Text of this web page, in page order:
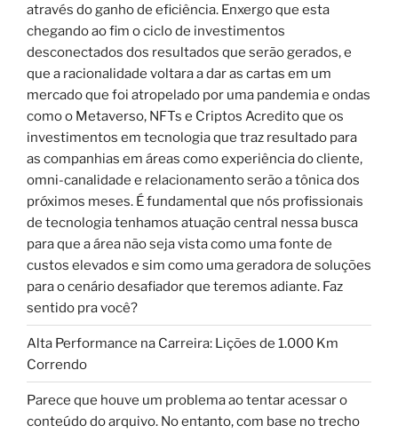
através do ganho de eficiência. Enxergo que esta
chegando ao fim o ciclo de investimentos
desconectados dos resultados que serão gerados, e
que a racionalidade voltara a dar as cartas em um
mercado que foi atropelado por uma pandemia e ondas
como o Metaverso, NFTs e Criptos Acredito que os
investimentos em tecnologia que traz resultado para
as companhias em áreas como experiência do cliente,
omni-canalidade e relacionamento serão a tônica dos
próximos meses. É fundamental que nós profissionais
de tecnologia tenhamos atuação central nessa busca
para que a área não seja vista como uma fonte de
custos elevados e sim como uma geradora de soluções
para o cenário desafiador que teremos adiante. Faz
sentido pra você?
Alta Performance na Carreira: Lições de 1.000 Km
Correndo
Parece que houve um problema ao tentar acessar o
conteúdo do arquivo. No entanto, com base no trecho